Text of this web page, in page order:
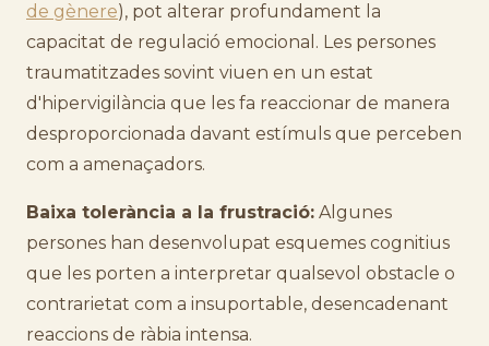
de gènere), pot alterar profundament la
capacitat de regulació emocional. Les persones
traumatitzades sovint viuen en un estat
d'hipervigilància que les fa reaccionar de manera
desproporcionada davant estímuls que perceben
com a amenaçadors.
Baixa tolerància a la frustració: Algunes
persones han desenvolupat esquemes cognitius
que les porten a interpretar qualsevol obstacle o
contrarietat com a insuportable, desencadenant
reaccions de ràbia intensa.